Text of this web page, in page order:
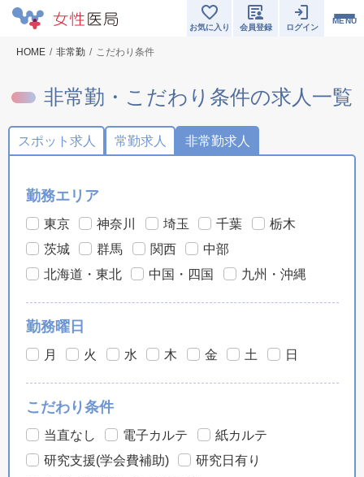
MENU
お気に入り 会員登録 ログイン
HOME 非常勤 こだわり条件
非常勤・こだわり条件の求人一覧
スポット求人 常勤求人 非常勤求人
勤務エリア
東京 神奈川 埼玉 千葉
栃木
茨城
群馬 関西
中部
北海道・東北
中国・四国 九州・沖縄
勤務曜日
月 火 水 木 金 土 日
こだわり条件
当直なし 電子カルテ
紙カルテ
研究支援(学会費補助)
研究日有り